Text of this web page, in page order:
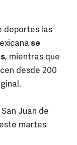
deportes las
se
, mientras que
desde 200
Juan de
martes